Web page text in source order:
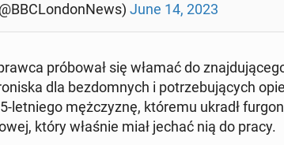
June 14, 2023
pró­bo­wał się włamać do
dla bez­dom­nych i po­trze­bu­ją­cych
let­nie­go męż­czy­znę, któremu ukradł
który właśnie miał jechać nią do pracy.